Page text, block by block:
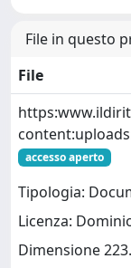
File in questo
File
accesso aperto
Tipologia:
Licenza:
Dimensione